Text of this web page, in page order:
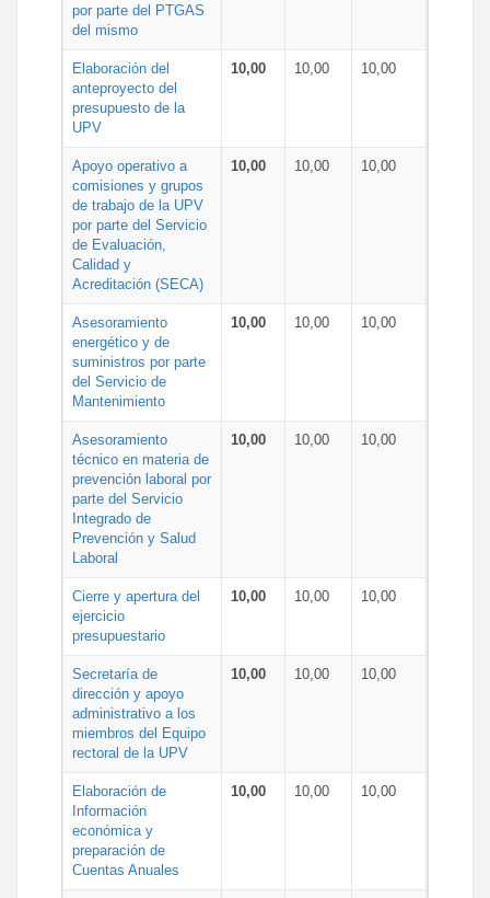
por parte del PTGAS
del mismo
Elaboración del
anteproyecto del
presupuesto de la
UPV
10,00 10,00 10,00
Apoyo operativo a
comisiones y grupos
de trabajo de la UPV
por parte del Servicio
de Evaluación,
Calidad y
Acreditación (SECA)
10,00 10,00 10,00
Asesoramiento
energético y de
suministros por parte
del Servicio de
Mantenimiento
10,00 10,00 10,00
Asesoramiento
técnico en materia de
prevención laboral por
parte del Servicio
Integrado de
Prevención y Salud
Laboral
10,00 10,00 10,00
Cierre y apertura del
ejercicio
presupuestario
10,00 10,00 10,00
Secretaría de
dirección y apoyo
administrativo a los
miembros del Equipo
rectoral de la UPV
10,00 10,00 10,00
Elaboración de
Información
económica y
preparación de
Cuentas Anuales
10,00 10,00 10,00